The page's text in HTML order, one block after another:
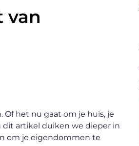
van
Of het nu gaat om je huis, je
dit artikel duiken we dieper in
om je eigendommen te